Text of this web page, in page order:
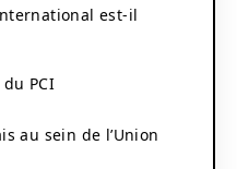
est-il
PCI
au sein de l’Union